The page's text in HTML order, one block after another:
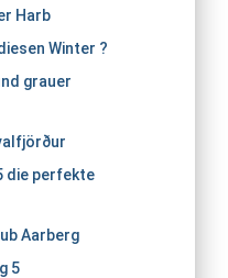
Harb
Winter ?
grauer
die perfekte
Aarberg
5